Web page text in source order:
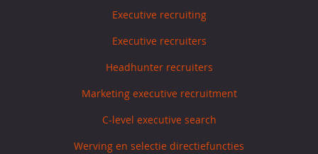
Executive recruiting
Executive recruiters
Headhunter recruiters
Marketing executive recruitment
C-level executive search
Werving en selectie directiefuncties